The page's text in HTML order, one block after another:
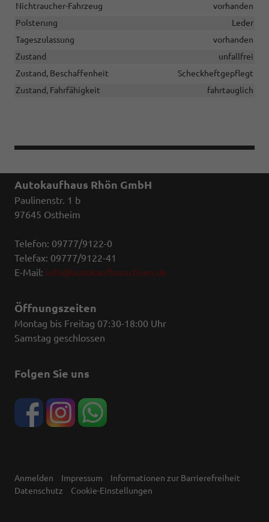
Nichtraucher-Fahrzeug
vorhanden
Polsterung
Leder
Tageszulassung
vorhanden
Zustand
unfallfrei
Zustand, Beschaffenheit
Scheckheftgepflegt
Zustand, Fahrfähigkeit
fahrtauglich
Autokaufhaus Rhön GmbH
Paulinenstr. 1 b
97645 Ostheim
Telefon: 09777/9122-0
Telefax: 09777/9122-41
E-Mail: info@autokaufhausrhoen.de
Öffnungszeiten
Montag bis Freitag 07:30-18:00 Uhr
Samstag geschlossen
Folgen Sie uns
Anmelden Impressum
Informationen zur Barrierefreiheit
Datenschutz
Cookie-Einstellungen